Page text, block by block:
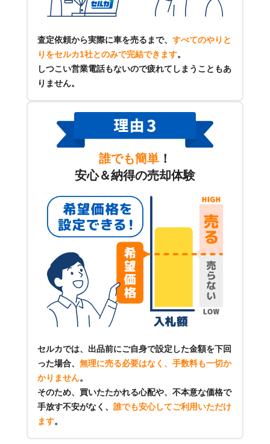
査定依頼から実際に車を売るまで、 すべてのやりと
りをセルカ1社とのみで完結できます。
しつこい営業電話もないので疲れてしまうこともあ
りません。
誰でも簡単 ！
安心＆納得の売却体験
セルカでは、出品前にご自身で設定した金額を下回
った場合、 無理に売る必要はなく、手数料も一切か
かりません。
そのため、買いたたかれる心配や、不本意な価格で
手放す不安がなく、 誰でも安心してご利用いただけ
ます。